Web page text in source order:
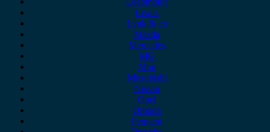
Lexus
Lynk & co
Mazda
Mercedes
MG
Mini
Mitsubishi
Nissan
Opel
Omoda
Peugeot